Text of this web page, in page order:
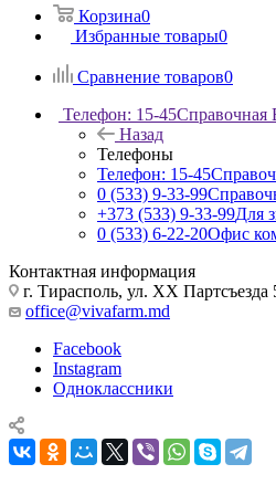
Корзина0
Избранные товары0
Сравнение товаров0
Телефон: 15-45Справочная
Назад
Телефоны
Телефон: 15-45
0 (533) 9-33-99
+373 (533) 9-33-99Для
0 (533) 6-22-20Офис
Контактная информация
г. Тирасполь, ул. ХХ Партсъезда
office@vivafarm.md
Facebook
Instagram
Одноклассники